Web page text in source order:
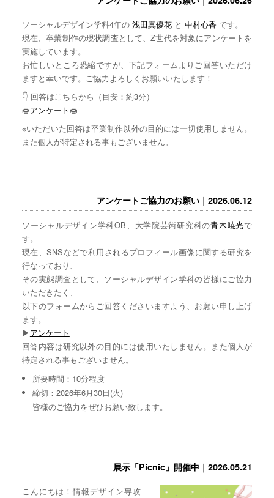
ソーシャルデザイン学科4年の 浅田真優花と 中村心香 です。
現在、卒業制作の現状調査として、Z世代を対象にアンケートを
実施しています。
お忙しいところ恐縮ですが、下記フォームよりご回答いただけ
ますと幸いです。ご協力よろしくお願いいたします！
👇 回答はこちらから（目安：約3分）
🍩アンケート🍩
※いただいた回答は卒業制作以外の目的には一切使用しません。
また個人が特定される事もございません。
アンケートご協力のお願い｜2026.06.12
ソーシャルデザイン学科OB、大学院芸術研究科の青木暁光で
す。
現在、SNSなどで利用されるプロフィール画像に関する研究を
行なっており、
その実態調査として、ソーシャルデザイン学科の皆様にご協力
いただきたく、
以下のフォームからご回答くださいますよう、お願い申し上げ
ます。
▶︎アンケート
回答内容は研究以外の目的には使用いたしません。また個人が
特定される事もございません。
所要時間：10分程度
締切：2026年6月30日(火)
皆様のご協力をぜひお願い致します。
展示「Picnic」開催中｜2026.05.21
こんにちは！情報デザイン専攻